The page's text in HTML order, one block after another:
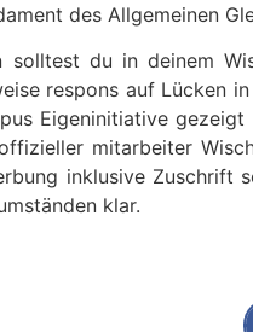
des Allgemeinen
solltest du in deinem
respons auf Lücken
Eigeninitiative
mitarbeiter
inklusive
klar.